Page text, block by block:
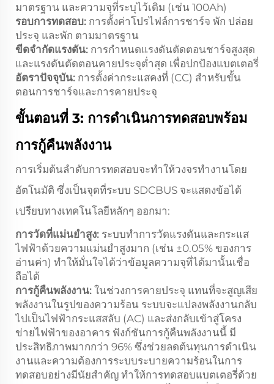
มาตรฐาน และความจุที่ระบุไว้เดิม (เช่น 100Ah)
รอบการทดสอบ: การตั้งค่าโปรไฟล์การชาร์จ พัก ปล่อย
ประจุ และพัก ตามมาตรฐาน
ขีดจำกัดแรงดัน: การกำหนดแรงดันตัดตอนชาร์จสูงสุด
และแรงดันตัดตอนคายประจุต่ำสุด เพื่อปกป้องแบตเตอรี่
อัตราปัจจุบัน: การตั้งค่ากระแสคงที่ (CC) สำหรับขั้น
ตอนการชาร์จและการคายประจุ
ขั้นตอนที่ 3: การดำเนินการทดสอบพร้อม
การกู้คืนพลังงาน
การเริ่มต้นลำดับการทดสอบจะทำให้วงจรทำงานโดย
อัตโนมัติ ซึ่งเป็นจุดที่ระบบ SDCBUS จะแสดงข้อได้
เปรียบทางเทคโนโลยีหลักๆ ออกมา:
การวัดที่แม่นยำสูง: ระบบทำการวัดแรงดันและกระแส
ไฟฟ้าด้วยความแม่นยำสูงมาก (เช่น ±0.05% ของการ
อ่านค่า) ทำให้มั่นใจได้ว่าข้อมูลความจุที่ได้มานั้นเชื่อ
ถือได้
การกู้คืนพลังงาน: ในช่วงการคายประจุ แทนที่จะสูญเสีย
พลังงานในรูปของความร้อน ระบบจะแปลงพลังงานกลับ
ไปเป็นไฟฟ้ากระแสสลับ (AC) และส่งกลับเข้าสู่โครง
ข่ายไฟฟ้าของอาคาร ฟังก์ชันการกู้คืนพลังงานนี้ มี
ประสิทธิภาพมากกว่า 96% ซึ่งช่วยลดต้นทุนการดำเนิน
งานและความต้องการระบบระบายความร้อนในการ
ทดสอบอย่างมีนัยสำคัญ ทำให้การทดสอบแบตเตอรี่ด้วย